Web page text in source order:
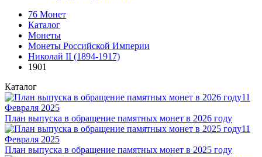
76 Монет
Каталог
Монеты
Монеты Российской Империи
Николай II (1894-1917)
1901
Каталог
11
Февраля 2025
План выпуска в обращение памятных монет в 2026 году
11
Февраля 2025
План выпуска в обращение памятных монет в 2025 году